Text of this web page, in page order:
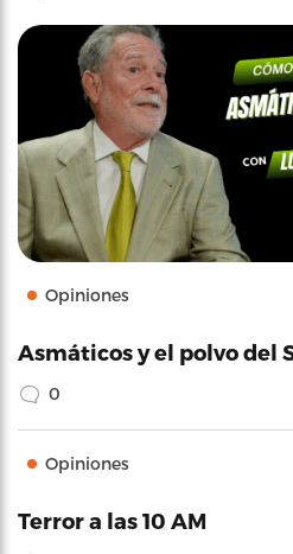
Opiniones
Asmáticos y el polvo del
0
Opiniones
Terror a las 10 AM